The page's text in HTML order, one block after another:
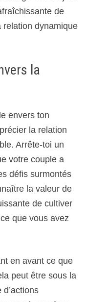
de
relation dynamique
la
envers ton
la relation
Arrête-toi un
votre couple a
défis surmontés
la valeur de
de cultiver
que vous avez
en avant ce que
peut être sous la